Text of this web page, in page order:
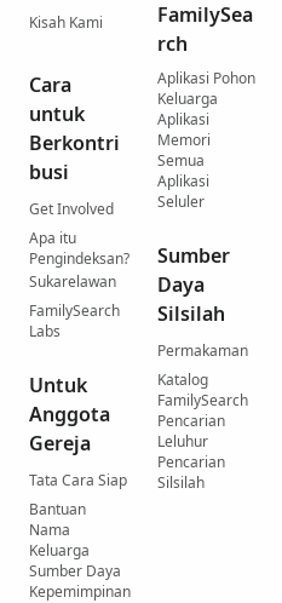
Kisah Kami
Cara
untuk
Berkontri
busi
Get Involved
Apa itu
Pengindeksan?
Sukarelawan
FamilySearch
Labs
Untuk
Anggota
Gereja
Tata Cara Siap
Bantuan
Nama
Keluarga
Sumber Daya
Kepemimpinan
FamilySea
rch
Aplikasi Pohon
Keluarga
Aplikasi
Memori
Semua
Aplikasi
Seluler
Sumber
Daya
Silsilah
Permakaman
Katalog
FamilySearch
Pencarian
Leluhur
Pencarian
Silsilah